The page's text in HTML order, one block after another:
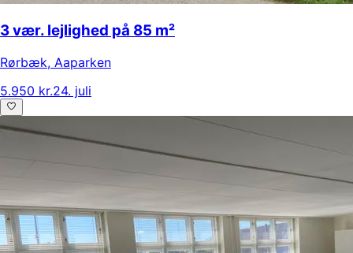
3 vær. lejlighed på 85 m²
Rørbæk, Aaparken
5.950 kr.24. juli